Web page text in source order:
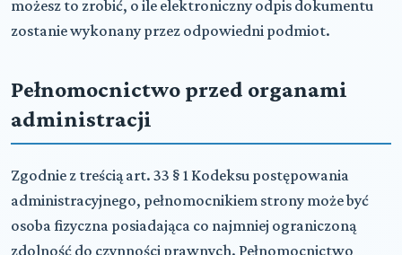
możesz to zrobić, o ile elektroniczny odpis dokumentu
zostanie wykonany przez odpowiedni podmiot.
Pełnomocnictwo przed organami
administracji
Zgodnie z treścią art. 33 § 1 Kodeksu postępowania
administracyjnego, pełnomocnikiem strony może być
osoba fizyczna posiadająca co najmniej ograniczoną
zdolność do czynności prawnych. Pełnomocnictwo